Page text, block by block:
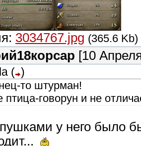
3034767.jpg (365.6 Kb)
[10
( )
то штурман!
птица-говорун и не
у него было